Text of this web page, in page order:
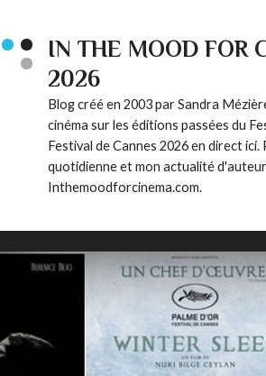
IN THE MOOD FOR
2026
Blog créé en 2003 par Sandra
cinéma sur les éditions passées du
Festival de Cannes 2026 en direct
quotidienne et mon actualité
Inthemoodforcinema.com.